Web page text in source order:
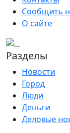
Сообщить
О сайте
Разделы
Новости
Город
Люди
Деньги
Деловые